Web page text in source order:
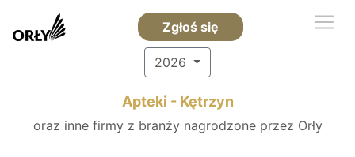
Zgłoś się
2026
Apteki - Kętrzyn
oraz inne firmy z branży nagrodzone przez Orły